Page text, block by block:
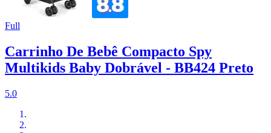
Full
Carrinho De Bebê Compacto Spy
Multikids Baby Dobrável - BB424 Preto
5.0